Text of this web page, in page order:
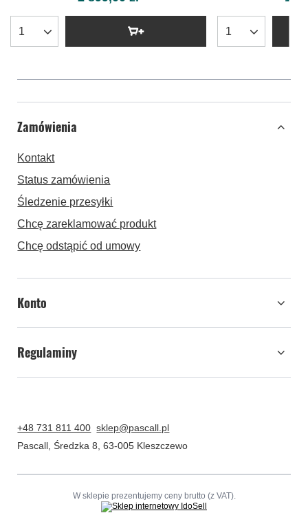
Natura Tatami
Zamówienia
Status zamówienia
Chcę zareklamować produkt
Chcę odstąpić od umowy
Konto